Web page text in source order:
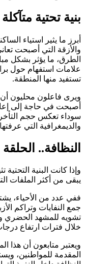
بنية تحتية
أبرز ما يثير استياء
والأزقة التي أصبحت
الطرق، ما يؤثر بشكل
علامات استفهام حول
تستفيد منها المنطقة.
ويرى فاعلون محليون أن
أصبحت في حاجة إلى
سوداء تعكس حجم التأخر
والديمغرافية التي
النظافة..
وإذا كانت البنية
يبقى من أكثر الملفات
ففي عدد من الأحياء،
جمع النفايات وتراكم
تشويه للمشهد الحضري
خلال فترات ارتفاع
ويعتبر متابعون أن هذا
المقدمة للمواطنين،